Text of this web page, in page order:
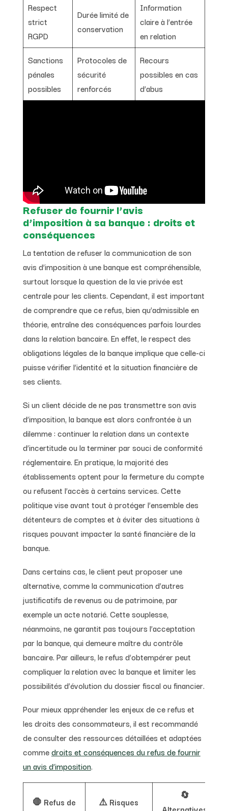
Respect
strict
RGPD
Durée limité de
conservation
Information
claire à l’entrée
en relation
Sanctions
pénales
possibles
Protocoles de
sécurité
renforcés
Recours
possibles en cas
d’abus
Refuser de fournir l’avis
d’imposition à sa banque : droits et
conséquences
La tentation de refuser la communication de son
avis d’imposition à une banque est compréhensible,
surtout lorsque la question de la vie privée est
centrale pour les clients. Cependant, il est important
de comprendre que ce refus, bien qu’admissible en
théorie, entraîne des conséquences parfois lourdes
dans la relation bancaire. En effet, le respect des
obligations légales de la banque implique que celle-ci
puisse vérifier l’identité et la situation financière de
ses clients.
Si un client décide de ne pas transmettre son avis
d’imposition, la banque est alors confrontée à un
dilemme : continuer la relation dans un contexte
d’incertitude ou la terminer par souci de conformité
réglementaire. En pratique, la majorité des
établissements optent pour la fermeture du compte
ou refusent l’accès à certains services. Cette
politique vise avant tout à protéger l’ensemble des
détenteurs de comptes et à éviter des situations à
risques pouvant impacter la santé financière de la
banque.
Dans certains cas, le client peut proposer une
alternative, comme la communication d’autres
justificatifs de revenus ou de patrimoine, par
exemple un acte notarié. Cette souplesse,
néanmoins, ne garantit pas toujours l’acceptation
par la banque, qui demeure maître du contrôle
bancaire. Par ailleurs, le refus d’obtempérer peut
compliquer la relation avec la banque et limiter les
possibilités d’évolution du dossier fiscal ou financier.
Pour mieux appréhender les enjeux de ce refus et
les droits des consommateurs, il est recommandé
de consulter des ressources détaillées et adaptées
commedroits et conséquences du refus de fournir
un avis d’imposition.
🛑 Refus de
⚠️ Risques
🔄